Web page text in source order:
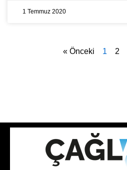
1 Temmuz 2020
« Önceki 1 2